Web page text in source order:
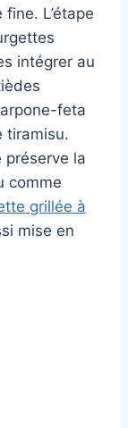
L’étape
intégrer au
feta
tiramisu.
préserve la
comme
grillée à
mise en